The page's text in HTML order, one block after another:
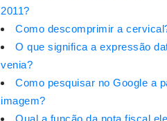
2011?
Como descomprimir a
O que significa a expressão
venia?
Como pesquisar no Google a
imagem?